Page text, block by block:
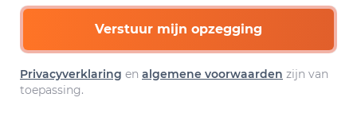
Verstuur mijn opzegging
Privacyverklaring en algemene voorwaarden zijn van
toepassing.